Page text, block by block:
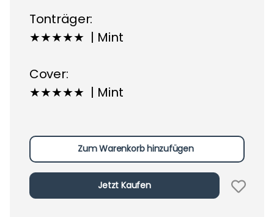
Tonträger:
★★★★★ | Mint
Cover:
★★★★★ | Mint
Zum Warenkorb hinzufügen
Jetzt Kaufen